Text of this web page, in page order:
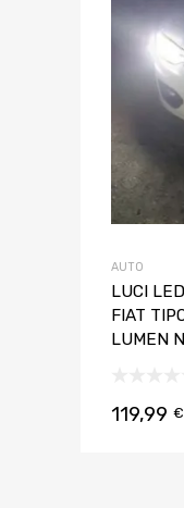
AUTO
LUCI
FIAT
LUMEN
119,99 €